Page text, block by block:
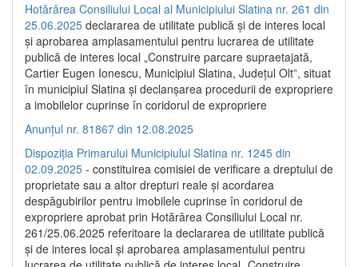
Hotărârea Consiliului Local al Municipiului Slatina nr. 261 din
25.06.2025 declararea de utilitate publică și de interes local
și aprobarea amplasamentului pentru lucrarea de utilitate
publică de interes local „Construire parcare supraetajată,
Cartier Eugen Ionescu, Municipiul Slatina, Județul Olt”, situat
în municipiul Slatina și declanșarea procedurii de expropriere
a imobilelor cuprinse în coridorul de expropriere
Anunțul nr. 81867 din 12.08.2025
Dispoziția Primarului Municipiului Slatina nr. 1245 din
02.09.2025 - constituirea comisiei de verificare a dreptului de
proprietate sau a altor drepturi reale și acordarea
despăgubirilor pentru imobilele cuprinse în coridorul de
expropriere aprobat prin Hotărârea Consiliului Local nr.
261/25.06.2025 referitoare la declararea de utilitate publică
și de interes local și aprobarea amplasamentului pentru